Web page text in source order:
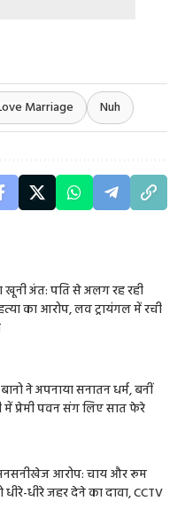
Marriage Nuh
अंत: पति से अलग रह रही
का आरोप, लव ट्रायंगल में रची
ने अपनाया सनातन धर्म, बनीं
में प्रेमी पवन संग लिए सात फेरे
आरोप: चाय और रूम
धीरे-धीरे जहर देने का दावा, CCTV